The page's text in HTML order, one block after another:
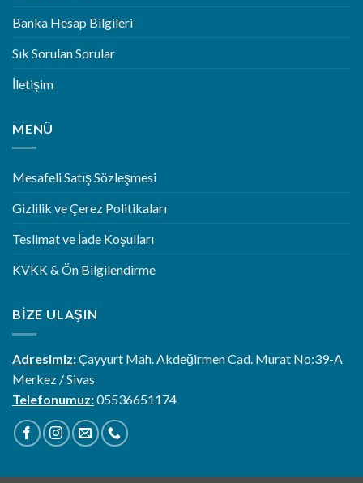
Banka Hesap Bilgileri
Sık Sorulan Sorular
İletişim
MENÜ
Mesafeli Satış Sözleşmesi
Gizlilik ve Çerez Politikaları
Teslimat ve İade Koşulları
KVKK & Ön Bilgilendirme
BIZE ULAŞIN
Adresimiz:Çayyurt Mah. Akdeğirmen Cad. Murat No:39-A
Merkez / Sivas
Telefonumuz:05536651174